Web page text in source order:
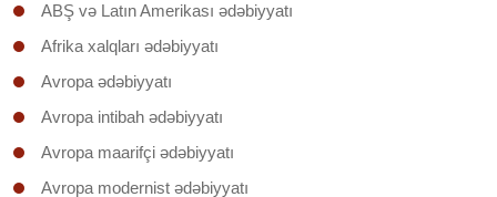
Əruzun nəzəri əsasları
İxtisas (regionunun) ölkəsinin ədəbiyyatı
Klassik şerin poetikası
Mətnin təhlili
Mətnlər üzrə iş
ABŞ və Latın Amerikası ədəbiyyatı
Afrika xalqları ədəbiyyatı
Avropa ədəbiyyatı
Avropa intibah ədəbiyyatı
Avropa maarifçi ədəbiyyatı
Avropa modernist ədəbiyyatı